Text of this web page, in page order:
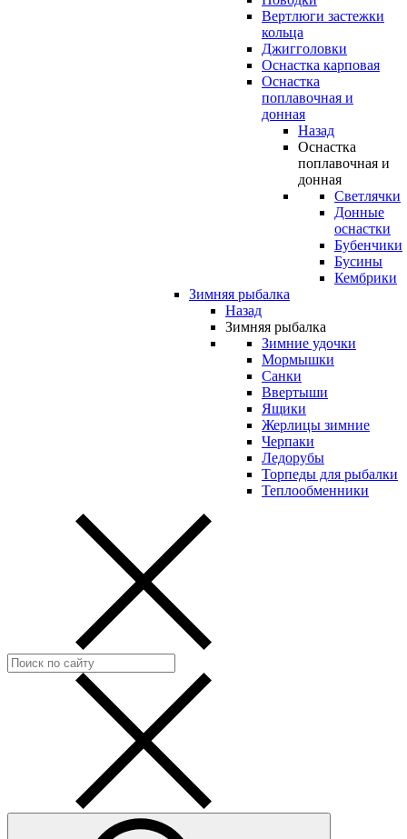
Вертлюги застежки
кольца
Джигголовки
Оснастка карповая
Оснастка
поплавочная и
донная
Назад
Оснастка
поплавочная и
донная
Светлячки
Донные
оснастки
Бубенчики
Бусины
Кембрики
Зимняя рыбалка
Назад
Зимняя рыбалка
Зимние удочки
Мормышки
Санки
Ввертыши
Ящики
Жерлицы зимние
Черпаки
Ледорубы
Торпеды для рыбалки
Теплообменники